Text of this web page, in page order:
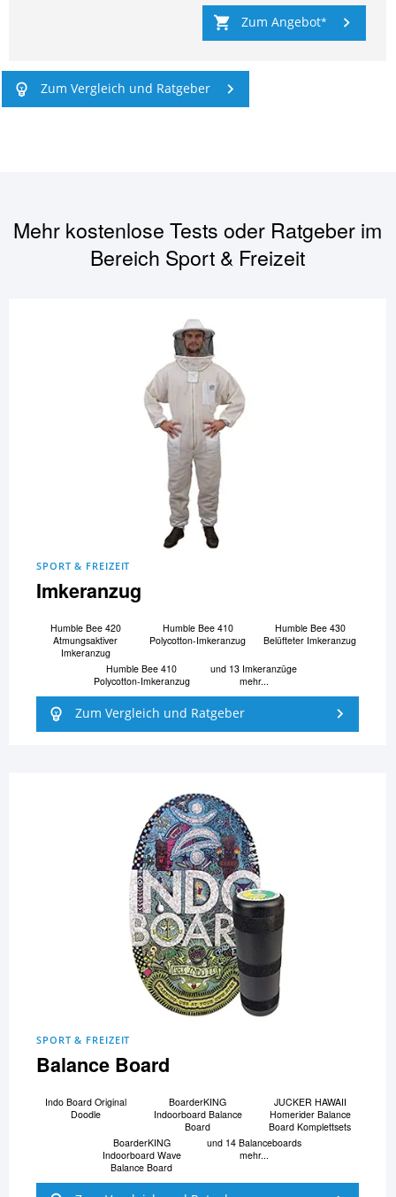
Zum Angebot
Zum Vergleich und Ratgeber
Mehr kostenlose Tests oder Ratgeber im
Bereich Sport & Freizeit
SPORT & FREIZEIT
Imkeranzug
Humble Bee 420
Atmungsaktiver
Imkeranzug
Humble Bee 410
Polycotton-Imkeranzug
Humble Bee 430
Belüfteter Imkeranzug
Humble Bee 410
Polycotton-Imkeranzug
und 13 Imkeranzüge
mehr...
Zum Vergleich und Ratgeber
SPORT & FREIZEIT
Balance Board
Indo Board Original
Doodle
BoarderKING
Indoorboard Balance
Board
JUCKER HAWAII
Homerider Balance
Board Komplettsets
BoarderKING
Indoorboard Wave
Balance Board
und 14 Balanceboards
mehr...